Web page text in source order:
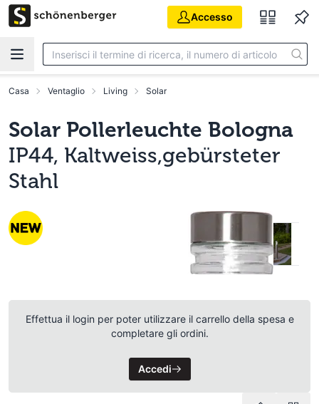
Vai al contenuto principale
Accesso
Casa Ventaglio Living Solar
Solar Pollerleuchte Bologna
IP44, Kaltweiss,gebürsteter
Stahl
Effettua il login per poter utilizzare il carrello della spesa e
completare gli ordini.
Accedi